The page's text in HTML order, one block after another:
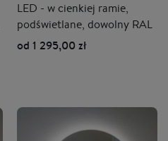
LED - w cienkiej ramie,
podświetlane, dowolny RAL
od 1 295,00 zł